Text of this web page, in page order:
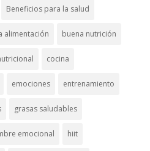
Beneficios para la salud
alimentación buena nutrición
cocina
emociones entrenamiento
grasas saludables
emocional hiit